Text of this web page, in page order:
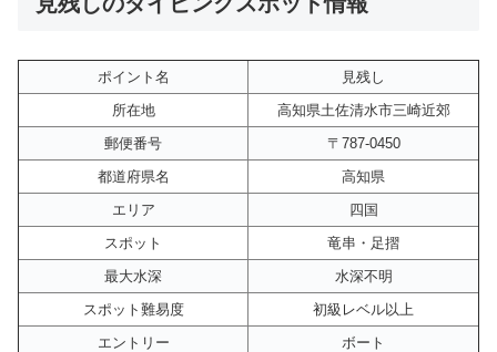
ポイント名
見残し
所在地
高知県土佐清水市三崎近郊
郵便番号
〒787-0450
都道府県名
高知県
エリア
四国
スポット
竜串・足摺
最大水深
水深不明
スポット難易度
初級レベル以上
エントリー
ボート